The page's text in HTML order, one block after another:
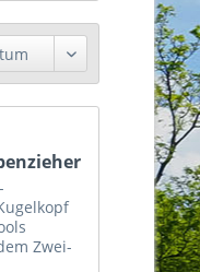
Zwei-